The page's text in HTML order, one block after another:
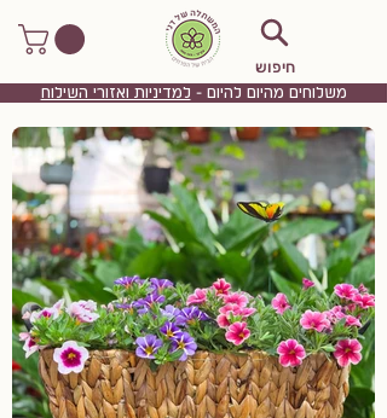
חיפוש
משלוחים מהיום להיום - למדיניות ואזורי השילוח